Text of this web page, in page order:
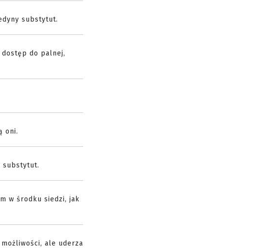
substytut.
dostęp do palnej,
oni.
substytut.
w środku siedzi, jak
ale uderza